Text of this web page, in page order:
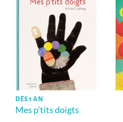
DÈS 1 AN
Mes p’tits doigts